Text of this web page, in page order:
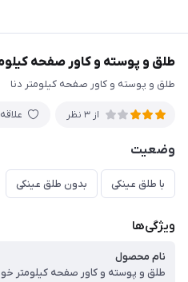
طلق و پوسته و کاور صفحه
طلق و پوسته و کاور صفحه کیلومتر دنا
از 3 نظر
وضعیت
با طلق عینکی بدون طلق عینکی
ویژگی‌ها
نام محصول